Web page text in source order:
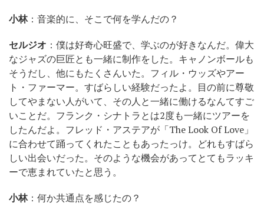
小林：音楽的に、そこで何を学んだの？
セルジオ ：僕は好奇心旺盛で、学ぶのが好きなんだ。偉大
なジャズの巨匠とも一緒に制作をした。キャノンボールも
そうだし、他にもたくさんいた。フィル・ウッズやアー
ト・ファーマー。すばらしい経験だったよ。目の前に尊敬
してやまない人がいて、その人と一緒に働けるなんてすご
いことだ。フランク・シナトラとは2度も一緒にツアーを
したんだよ。フレッド・アステアが「The Look Of Love」
に合わせて踊ってくれたこともあったっけ。どれもすばら
しい出会いだった。そのような機会があってとてもラッキ
ーで恵まれていたと思う。
小林：何か共通点を感じたの？